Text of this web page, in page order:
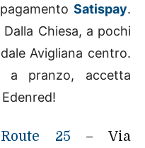
Satispay.
Chiesa, a pochi
Avigliana centro.
a pranzo, accetta
25 – Via